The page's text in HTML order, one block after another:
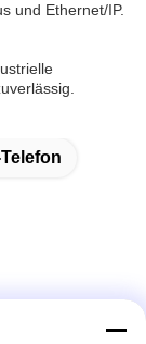
und Ethernet/IP.